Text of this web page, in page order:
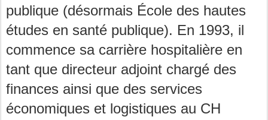
publique (désormais École des hautes
études en santé publique). En 1993, il
commence sa carrière hospitalière en
tant que directeur adjoint chargé des
finances ainsi que des services
économiques et logistiques au CH